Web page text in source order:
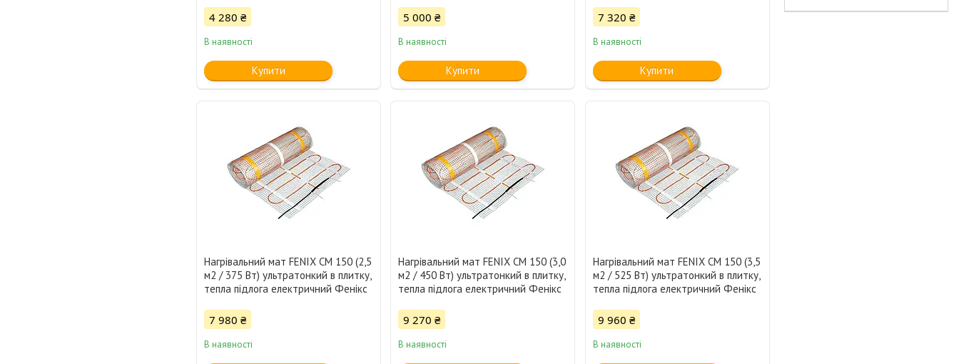
4 280 ₴
В наявності
Купити
5 000 ₴
В наявності
Купити
7 320 ₴
В наявності
Купити
Нагрівальний мат FENIX CM 150 (2,5
м2 / 375 Вт) ультратонкий в плитку,
тепла підлога електричний Фенікс
7 980 ₴
В наявності
Нагрівальний мат FENIX CM 150 (3,0
м2 / 450 Вт) ультратонкий в плитку,
тепла підлога електричний Фенікс
9 270 ₴
В наявності
Нагрівальний мат FENIX CM 150 (3,5
м2 / 525 Вт) ультратонкий в плитку,
тепла підлога електричний Фенікс
9 960 ₴
В наявності